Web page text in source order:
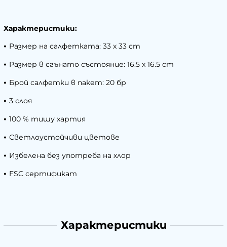
Характеристики:
• Размер на салфетката: 33 х 33 cm
• Размер в сгънато състояние: 16.5 x 16.5 cm
• Брой салфетки в пакет: 20 бр
• 3 слоя
• 100 % тишу хартия
• Светлоустойчиви цветове
• Избелена без употреба на хлор
• FSC сертификат
Характеристики